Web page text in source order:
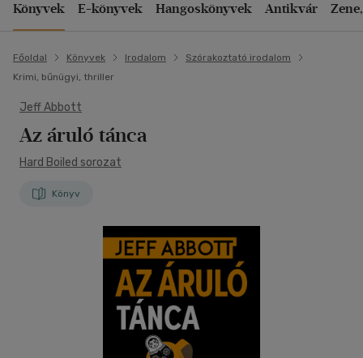
Könyvek E-könyvek Hangoskönyvek Antikvár
Főoldal Könyvek Irodalom
Szórakoztató irodalom
Krimi, bűnügyi, thriller
Jeff Abbott
Az áruló tánca
Hard Boiled sorozat
Könyv